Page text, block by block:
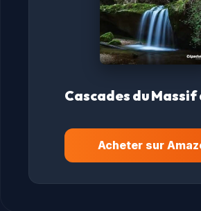
Cascades du Massif
Acheter sur